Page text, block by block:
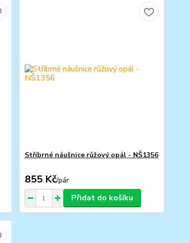
Stříbrné náušnice růžový opál - NŠ1356
855 Kč/pár
Přidat do košíku